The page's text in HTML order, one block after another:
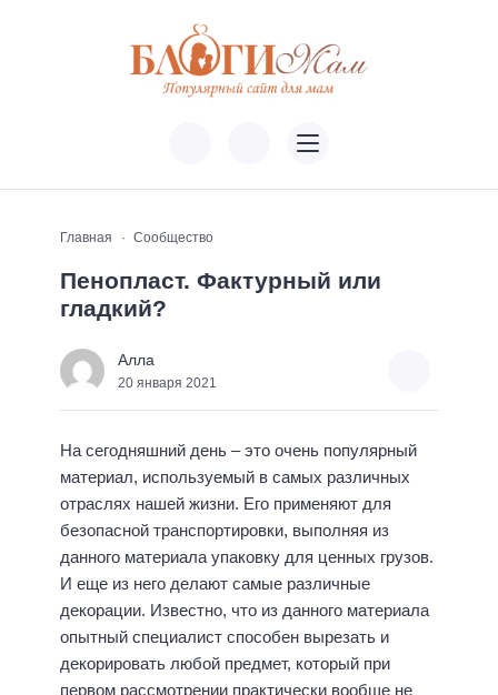
Главная Сообщество
Пенопласт. Фактурный или
гладкий?
Алла
20 января 2021
На сегодняшний день – это очень популярный
материал, используемый в самых различных
отраслях нашей жизни. Его применяют для
безопасной транспортировки, выполняя из
данного материала упаковку для ценных грузов.
И еще из него делают самые различные
декорации. Известно, что из данного материала
опытный специалист способен вырезать и
декорировать любой предмет, который при
первом рассмотрении практически вообще не